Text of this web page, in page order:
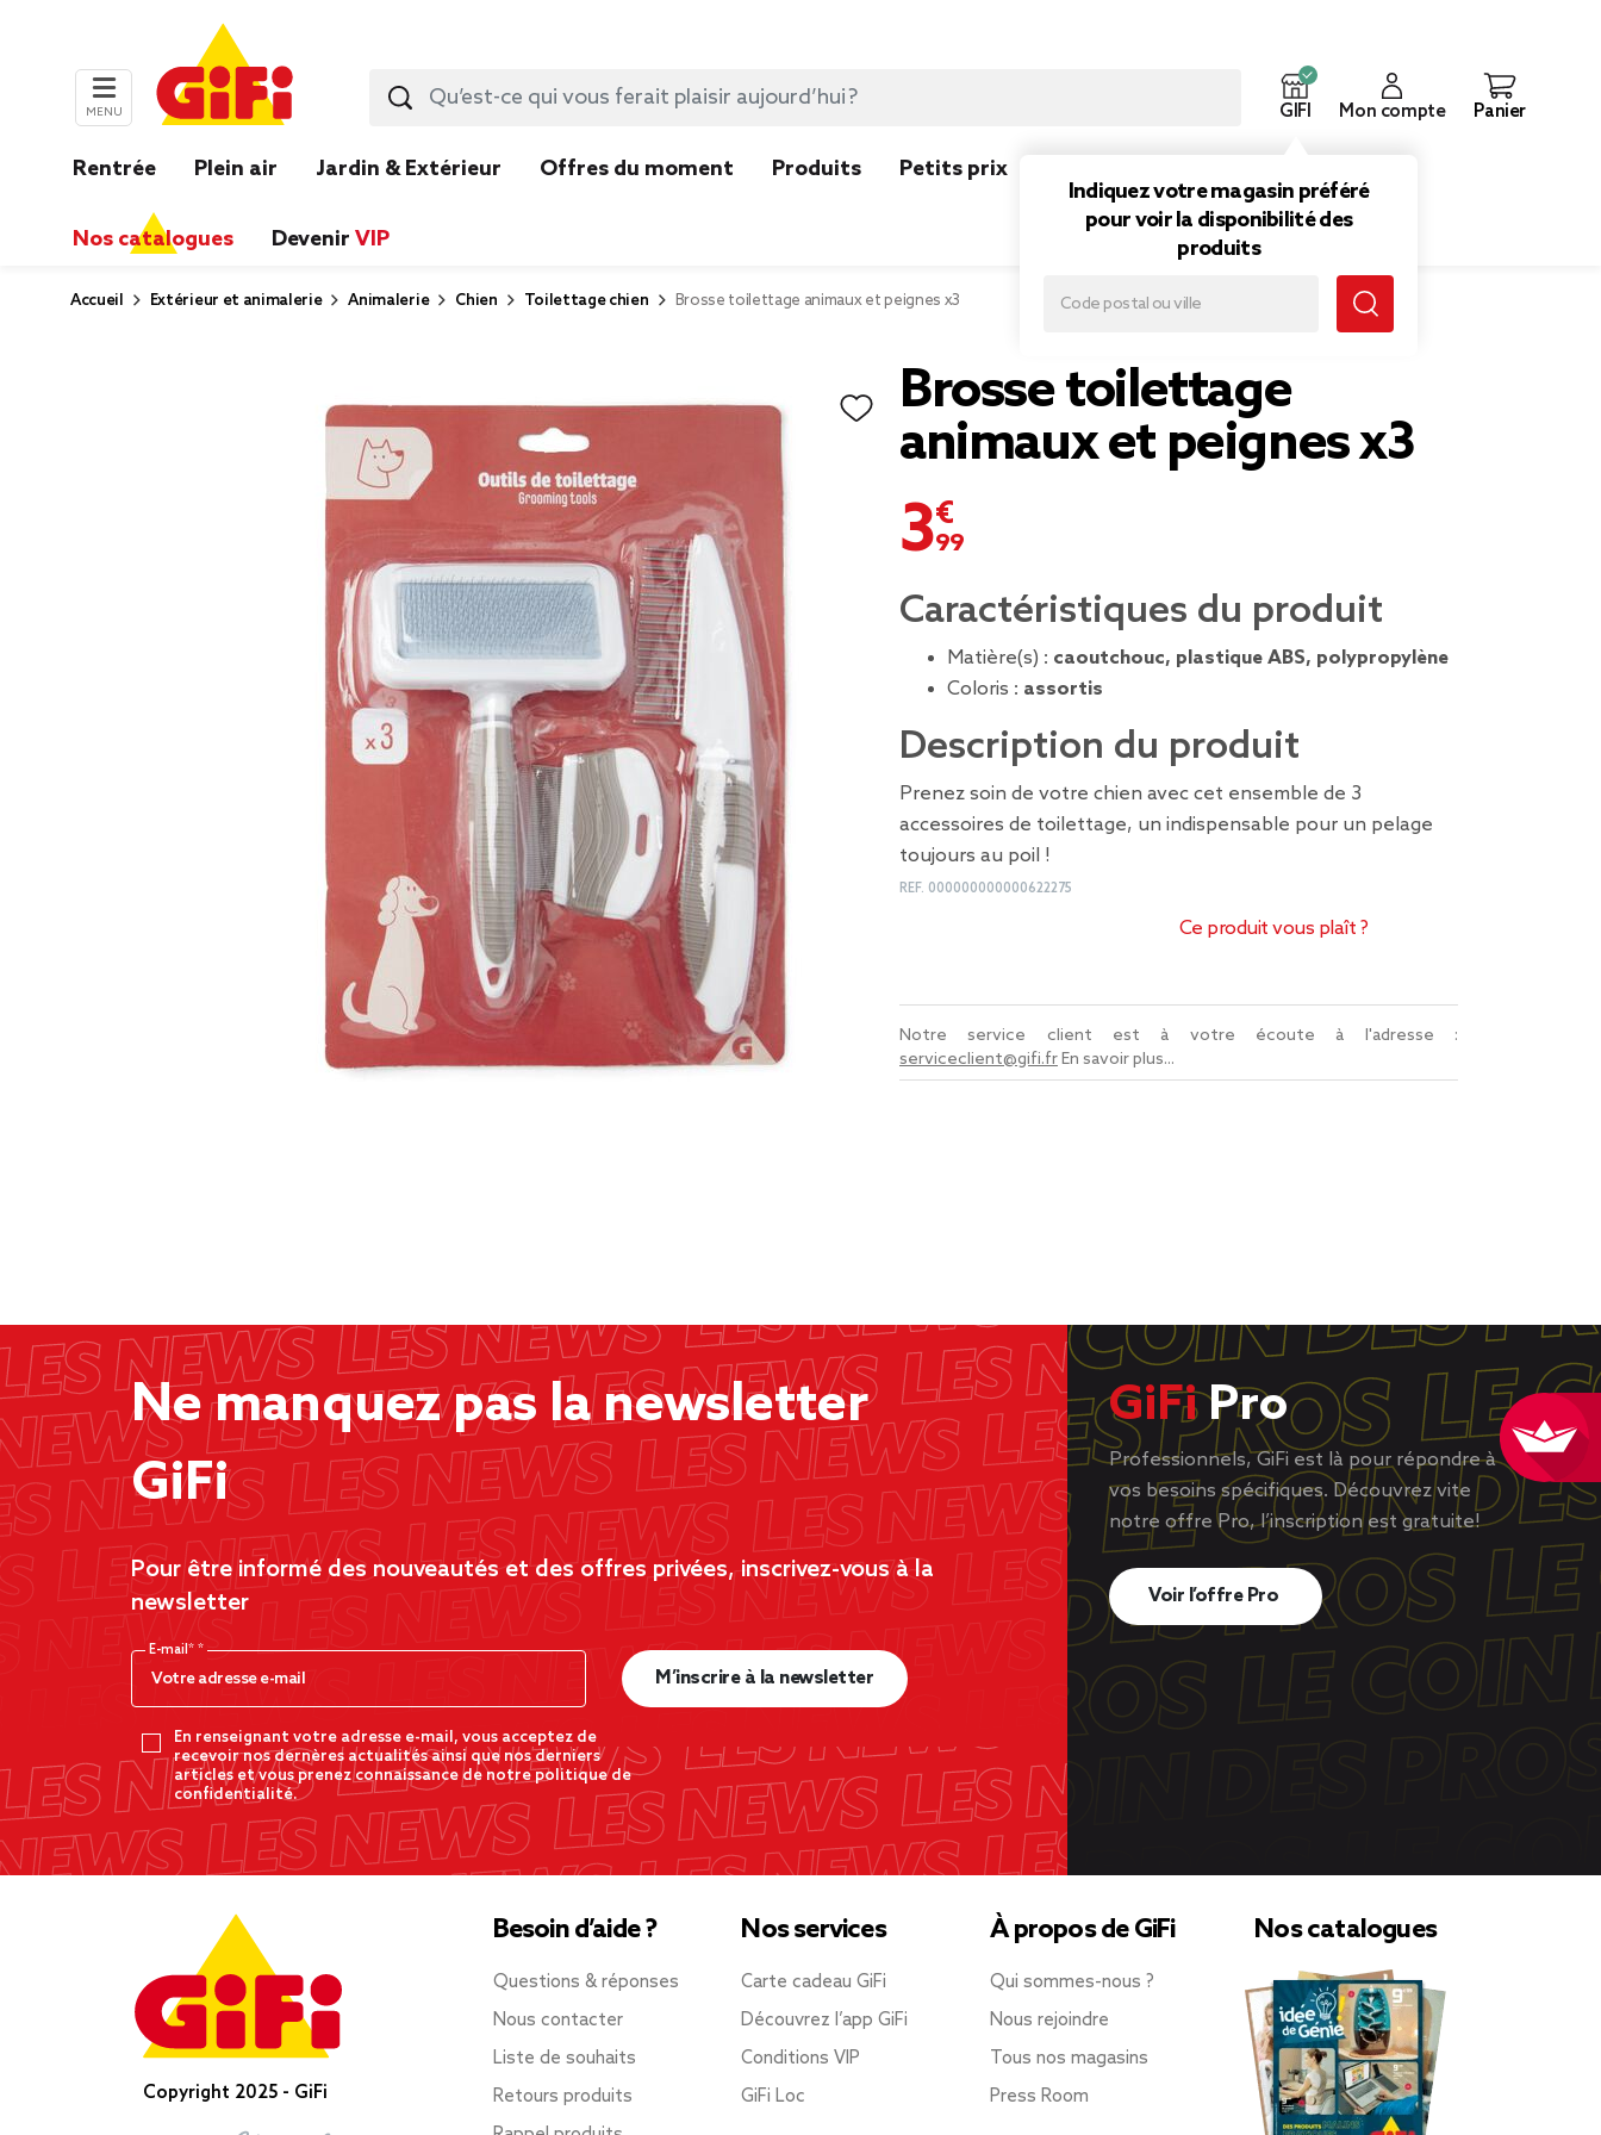
MENU GIFI
Indiquez votre magasin préféré
pour voir la disponibilité des
produits
Mon compte Panier
Rentrée Plein air Jardin & Extérieur Offres du moment Produits Petits prix
Nos catalogues Devenir VIP
Accueil Extérieur et animalerie Animalerie Chien Toilettage chien Brosse toilettage animaux et peignes x3
Brosse toilettage
animaux et peignes x3
3,99 €
Caractéristiques du produit
Matière(s) : caoutchouc, plastique ABS, polypropylène
Coloris : assortis
Description du produit
Prenez soin de votre chien avec cet ensemble de 3
accessoires de toilettage, un indispensable pour un pelage
toujours au poil !
REF. 000000000000622275
Ce produit vous plaît ?
Notre service client est à votre écoute à l'adresse :
serviceclient@gifi.frEn savoir plus...
Ne manquez pas la newsletter
GiFi
Pour être informé des nouveautés et des offres privées, inscrivez-vous à la
newsletter
E-mail*
En renseignant votre adresse e-mail, vous acceptez de
recevoir nos dernères actualités ainsi que nos derniers
articles et vous prenez connaissance de notre politique de
confidentialité.
M’inscrire à la newsletter
GiFiPro
Professionnels, GiFi est là pour répondre à
vos besoins spécifiques. Découvrez vite
notre offre Pro, l’inscription est gratuite!
Voir l’offre Pro
Copyright 2025 - GiFi
Besoin d’aide ?
Questions & réponses
Nous contacter
Liste de souhaits
Retours produits
Nos services
Carte cadeau GiFi
Découvrez l’app GiFi
Conditions VIP
GiFi Loc
À propos de GiFi
Qui sommes-nous ?
Nous rejoindre
Tous nos magasins
Press Room
Nos catalogues